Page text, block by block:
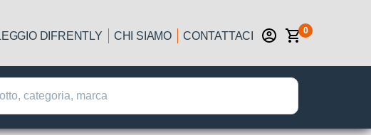
DIFRENTLY CHI SIAMO CONTATTACI 0